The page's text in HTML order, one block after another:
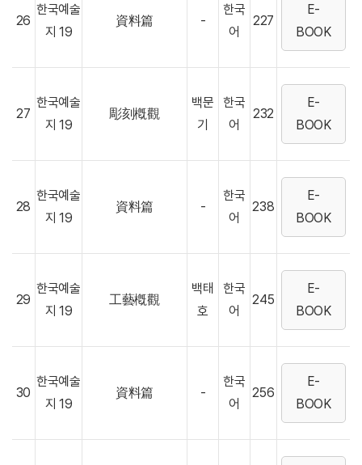
26
한국예술
지 19
資料篇 -
한국
어
227
E-
BOOK
27
한국예술
지 19
彫刻槪觀
백문
기
한국
어
232
E-
BOOK
28
한국예술
지 19
資料篇 -
한국
어
238
E-
BOOK
29
한국예술
지 19
工藝槪觀
백태
호
한국
어
245
E-
BOOK
30
한국예술
지 19
資料篇 -
한국
어
256
E-
BOOK